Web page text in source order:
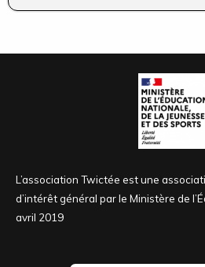
L’association Twictée est une
d’intérêt général par le Ministère de
avril 2019